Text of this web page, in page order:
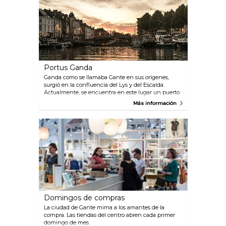
lámpara que corona la sala es ya una atracción por
sí misma, como los tres salones, que suman 90
metros de largo.
Portus Ganda
Ganda como se llamaba Gante en sus orígenes,
surgió en la confluencia del Lys y del Escalda.
Actualmente, se encuentra en este lugar un puerto
de paso para barcos de recreo, Portus Ganda. El Bajo
Escalda fue en otros tiempos cegado, para dejar paso
superficie en todo su esplendor. Puentes y
pequeños parques de acogedoras terrazas y una
piscina en estilo art-decó, bellamente restaurada,
hacen que este nuevo rincón sea uno de los más
agradables de Gante. Eche el ancla en el Portus
Ganda, y se hallará a menos de un kilómetro del
corazón de la ciudad. En la hermosa piscina Van
Eyck encontrará toda clase de comodidades.
Más información
Domin­gos de com­pras
La ciudad de Gante mima a los amantes de la
compra. Las tiendas del centro abren cada primer
domingo de mes.